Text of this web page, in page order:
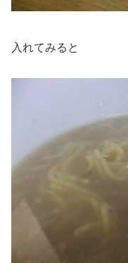
入れてみると